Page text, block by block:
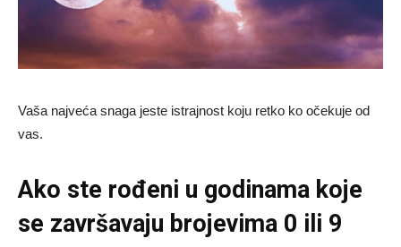
Vaša najveća snaga jeste istrajnost koju retko ko očekuje od
vas.
Ako ste rođeni u godinama koje
se završavaju brojevima 0 ili 9